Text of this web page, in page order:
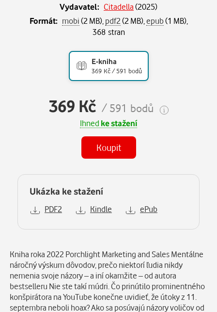
Vydavatel: Citadella(2025)
Formát: mobi(2 MB),pdf2(2 MB),epub(1 MB),
368 stran
E-kniha
369 Kč / 591 bodů
369 Kč / 591 bodů
Ihned ke stažení
Koupit
Ukázka ke stažení
PDF2 Kindle ePub
Popis
Kniha roka 2022 Porchlight Marketing and Sales Mentálne
náročný výskum dôvodov, prečo niektorí ľudia nikdy
nemenia svoje názory – a iní okamžite – od autora
bestselleru Nie ste takí múdri. Čo prinútilo prominentného
konšpirátora na YouTube konečne uvidieť, že útoky z 11.
septembra neboli hoax? Ako sa posúvajú názory voličov od